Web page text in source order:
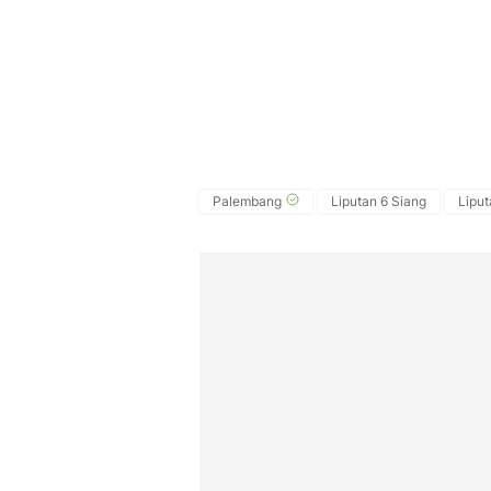
Palembang Liputan 6 Siang